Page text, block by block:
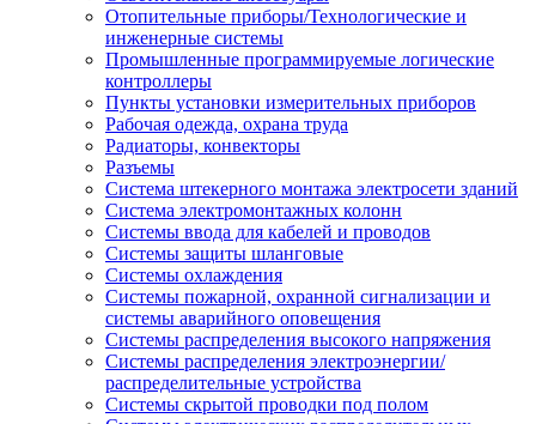
Отопительные приборы/Технологические и
инженерные системы
Промышленные программируемые логические
контроллеры
Пункты установки измерительных приборов
Рабочая одежда, охрана труда
Радиаторы, конвекторы
Разъемы
Система штекерного монтажа электросети зданий
Система электромонтажных колонн
Системы ввода для кабелей и проводов
Системы защиты шланговые
Системы охлаждения
Системы пожарной, охранной сигнализации и
системы аварийного оповещения
Системы распределения высокого напряжения
Системы распределения электроэнергии/
распределительные устройства
Системы скрытой проводки под полом